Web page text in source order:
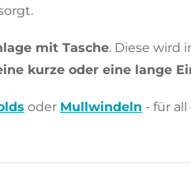
mit Tasche. Diese wird
kurze oder eine lange
oder Mullwindeln - für